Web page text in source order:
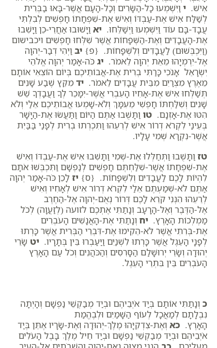
אִישׁ. י וַיִּשְׁמְעוּ כָל-הַשָּׂרִים וְכָל-הָעָם אֲשֶׁר-בָּאוּ בַבְּרִית
לְשַׁלַּח אִישׁ אֶת-עַבְדּוֹ וְאִישׁ אֶת-שִׁפְחָתוֹ חָפְשִׁים לְבִלְתִּי
עֲבָד-בָּם עוֹד וַיִּשְׁמְעוּ וַיְשַׁלֵּחוּ. יא וַיָּשׁוּבוּ אַחֲרֵי-כֵן וַיָּשִׁבוּ
אֶת-הָעֲבָדִים וְאֶת-הַשְּׁפָחוֹת אֲשֶׁר שִׁלְּחוּ חָפְשִׁים ויכבישום
(וַיִּכְבְּשׁוּם) לַעֲבָדִים וְלִשְׁפָחוֹת. {פ} יב וַיְהִי דְבַר-יְהוָה
אֶל-יִרְמְיָהוּ מֵאֵת יְהוָה לֵאמֹר. יג כֹּה-אָמַר יְהוָה אֱלֹהֵי
יִשְׂרָאֵל אָנֹכִי כָּרַתִּי בְרִית אֶת-אֲבוֹתֵיכֶם בְּיוֹם הוֹצִאִי אוֹתָם
מֵאֶרֶץ מִצְרַיִם מִבֵּית עֲבָדִים לֵאמֹר. יד מִקֵּץ שֶׁבַע שָׁנִים
תְּשַׁלְּחוּ אִישׁ אֶת-אָחִיו הָעִבְרִי אֲשֶׁר-יִמָּכֵר לְךָ וַעֲבָדְךָ שֵׁשׁ
שָׁנִים וְשִׁלַּחְתּוֹ חָפְשִׁי מֵעִמָּךְ וְלֹא-שָׁמְעוּ אֲבוֹתֵיכֶם אֵלַי וְלֹא
הִטּוּ אֶת-אָזְנָם. טו וַתָּשֻׁבוּ אַתֶּם הַיּוֹם וַתַּעֲשׂוּ אֶת-הַיָּשָׁר
בְּעֵינַי לִקְרֹא דְרוֹר אִישׁ לְרֵעֵהוּ וַתִּכְרְתוּ בְרִית לְפָנַי בַּבַּיִת
אֲשֶׁר-נִקְרָא שְׁמִי עָלָיו.
טז וַתָּשֻׁבוּ וַתְּחַלְּלוּ אֶת-שְׁמִי וַתָּשִׁבוּ אִישׁ אֶת-עַבְדּוֹ וְאִישׁ
אֶת-שִׁפְחָתוֹ אֲשֶׁר-שִׁלַּחְתֶּם חָפְשִׁים לְנַפְשָׁם וַתִּכְבְּשׁוּ אֹתָם
לִהְיוֹת לָכֶם לַעֲבָדִים וְלִשְׁפָחוֹת. {ס} יז לָכֵן כֹּה-אָמַר יְהוָה
אַתֶּם לֹא-שְׁמַעְתֶּם אֵלַי לִקְרֹא דְרוֹר אִישׁ לְאָחִיו וְאִישׁ
לְרֵעֵהוּ הִנְנִי קֹרֵא לָכֶם דְּרוֹר נְאֻם-יְהוָה אֶל-הַחֶרֶב
אֶל-הַדֶּבֶר וְאֶל-הָרָעָב וְנָתַתִּי אֶתְכֶם לזועה (לְזַעֲוָה) לְכֹל
מַמְלְכוֹת הָאָרֶץ. יח וְנָתַתִּי אֶת-הָאֲנָשִׁים הָעֹבְרִים
אֶת-בְּרִתִי אֲשֶׁר לֹא-הֵקִימוּ אֶת-דִּבְרֵי הַבְּרִית אֲשֶׁר כָּרְתוּ
לְפָנָי הָעֵגֶל אֲשֶׁר כָּרְתוּ לִשְׁנַיִם וַיַּעַבְרוּ בֵּין בְּתָרָיו. יט שָׂרֵי
יְהוּדָה וְשָׂרֵי יְרוּשָׁלִַם הַסָּרִסִים וְהַכֹּהֲנִים וְכֹל עַם הָאָרֶץ
הָעֹבְרִים בֵּין בִּתְרֵי הָעֵגֶל.
כ וְנָתַתִּי אוֹתָם בְּיַד אֹיְבֵיהֶם וּבְיַד מְבַקְשֵׁי נַפְשָׁם וְהָיְתָה
נִבְלָתָם לְמַאֲכָל לְעוֹף הַשָּׁמַיִם וּלְבֶהֱמַת
הָאָרֶץ. כא וְאֶת-צִדְקִיָּהוּ מֶלֶךְ-יְהוּדָה וְאֶת-שָׂרָיו אֶתֵּן בְּיַד
אֹיְבֵיהֶם וּבְיַד מְבַקְשֵׁי נַפְשָׁם וּבְיַד חֵיל מֶלֶךְ בָּבֶל הָעֹלִים